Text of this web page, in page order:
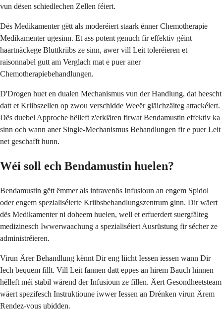
vun dësen schiedlechen Zellen féiert.
Dës Medikamenter gëtt als moderéiert staark ënner Chemotherapie
Medikamenter ugesinn. Et ass potent genuch fir effektiv géint
haartnäckege Bluttkriibs ze sinn, awer vill Leit toleréieren et
raisonnabel gutt am Verglach mat e puer aner
Chemotherapiebehandlungen.
D'Drogen huet en dualen Mechanismus vun der Handlung, dat heescht
datt et Kriibszellen op zwou verschidde Weeër gläichzäiteg attackéiert.
Dës duebel Approche hëlleft z'erklären firwat Bendamustin effektiv ka
sinn och wann aner Single-Mechanismus Behandlungen fir e puer Leit
net geschafft hunn.
Wéi soll ech Bendamustin huelen?
Bendamustin gëtt ëmmer als intravenös Infusioun an engem Spidol
oder engem spezialiséierte Kriibsbehandlungszentrum ginn. Dir wäert
dës Medikamenter ni doheem huelen, well et erfuerdert suergfälteg
medizinesch Iwwerwaachung a spezialiséiert Ausrüstung fir sécher ze
administréieren.
Virun Ärer Behandlung kënnt Dir eng liicht Iessen iessen wann Dir
Iech bequem fillt. Vill Leit fannen datt eppes an hirem Bauch hinnen
hëlleft méi stabil wärend der Infusioun ze fillen. Äert Gesondheetsteam
wäert spezifesch Instruktioune iwwer Iessen an Drénken virun Ärem
Rendez-vous ubidden.